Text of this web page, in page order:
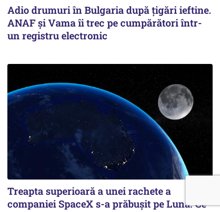
Adio drumuri în Bulgaria după țigări ieftine.
ANAF și Vama îi trec pe cumpărători într-
un registru electronic
Treapta superioară a unei rachete a
companiei SpaceX s-a prăbușit pe Lună. Ce